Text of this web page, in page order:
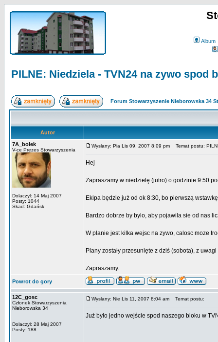
Album
PILNE: Niedziela - TVN24 na zywo spod
Forum Stowarzyszenie Nieborowska 34
Autor
7A_bolek
V-ce Prezes Stowarzyszenia
Dolaczyl: 14 Maj 2007
Posty: 1044
Skad: Gdańsk
Wyslany: Pia Lis 09, 2007 8:09 pm Temat postu:
Hej
Zapraszamy w niedzielę (jutro) o godzinie 9:50
Ekipa będzie już od ok 8:30, bo pierwszą
Bardzo dobrze by bylo, aby pojawila sie od nas
W planie jest kilka wejsc na zywo, calosc moze
Plany zostały przesunięte z dziś (sobota), z
Zapraszamy.
Powrot do gory
12C_gosc
Członek Stowarzyszenia
Nieborowska 34
Dolaczyl: 28 Maj 2007
Posty: 188
Wyslany: Nie Lis 11, 2007 8:04 am Temat postu:
Już było jedno wejście spod naszego bloku w